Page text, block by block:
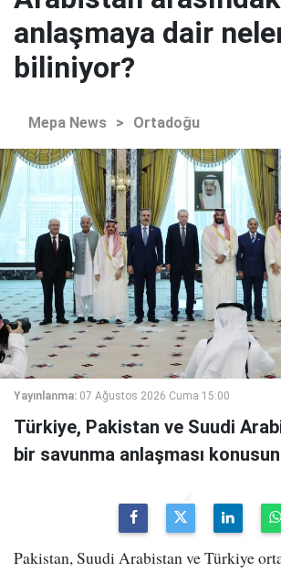
anlaşmaya dair
biliniyor?
Mepa News > Ortadoğu
Yayınlanma: 07 Ağustos 2026 Cuma 15:00
Türkiye, Pakistan ve Suudi
bir savunma anlaşması
Pakistan, Suudi Arabistan ve Türkiye